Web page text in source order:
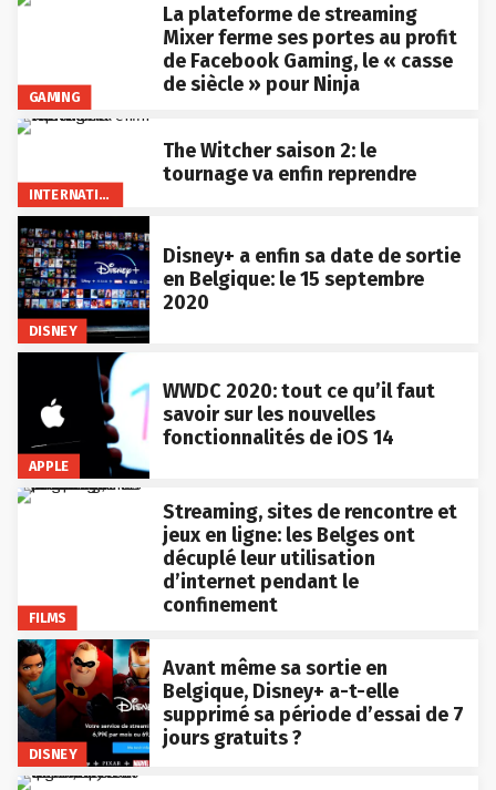
GAMING
La plateforme de streaming
Mixer ferme ses portes au profit
de Facebook Gaming, le « casse
de siècle » pour Ninja
INTERNATIONAL
The Witcher saison 2: le
tournage va enfin reprendre
DISNEY
Disney+ a enfin sa date de sortie
en Belgique: le 15 septembre
2020
APPLE
WWDC 2020: tout ce qu’il faut
savoir sur les nouvelles
fonctionnalités de iOS 14
FILMS
Streaming, sites de rencontre et
jeux en ligne: les Belges ont
décuplé leur utilisation
d’internet pendant le
confinement
DISNEY
Avant même sa sortie en
Belgique, Disney+ a-t-elle
supprimé sa période d’essai de 7
jours gratuits ?